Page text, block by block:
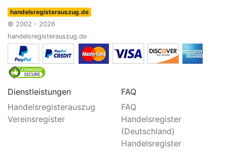
handelsregisterauszug.de
© 2002 - 2026
handelsregisterauszug.de
Dienstleistungen
Handelsregisterauszug
Vereinsregister
FAQ
FAQ
Handelsregister
(Deutschland)
Handelsregister